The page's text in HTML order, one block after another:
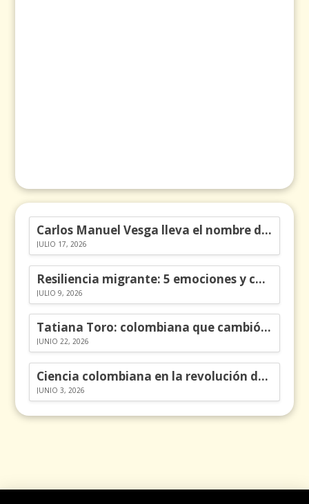
Carlos Manuel Vesga lleva el nombre de Colombia a los Emmy
JULIO 17, 2026
Resiliencia migrante: 5 emociones y cómo gestionarlas
JULIO 9, 2026
Tatiana Toro: colombiana que cambió la historia de las matemáticas
JUNIO 22, 2026
Ciencia colombiana en la revolución de los órganos en chips
JUNIO 3, 2026